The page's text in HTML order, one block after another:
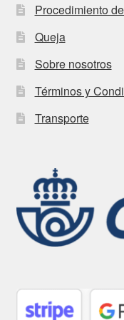
Procedimiento
Queja
Sobre nosotros
Términos y
Transporte